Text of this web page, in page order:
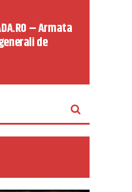
– Armata
de